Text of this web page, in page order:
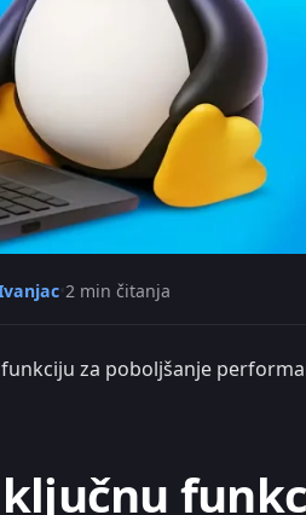
2 min čitanja
za poboljšanje